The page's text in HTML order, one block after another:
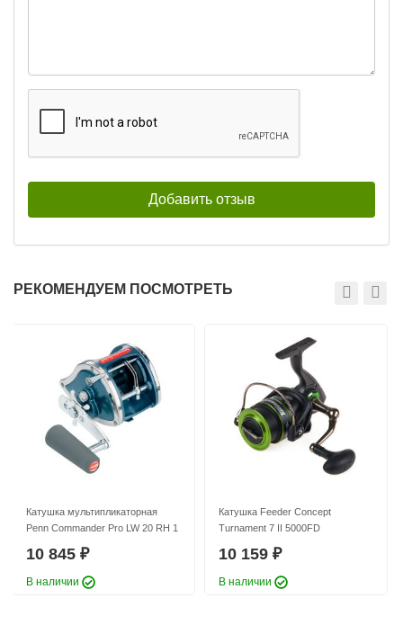
РЕКОМЕНДУЕМ ПОСМОТРЕТЬ
Катушка мультипликаторная
Penn Commander Pro LW 20 RH 1
10 845 ₽
В наличии
Катушка Feeder Concept
Turnament 7 II 5000FD
10 159 ₽
В наличии